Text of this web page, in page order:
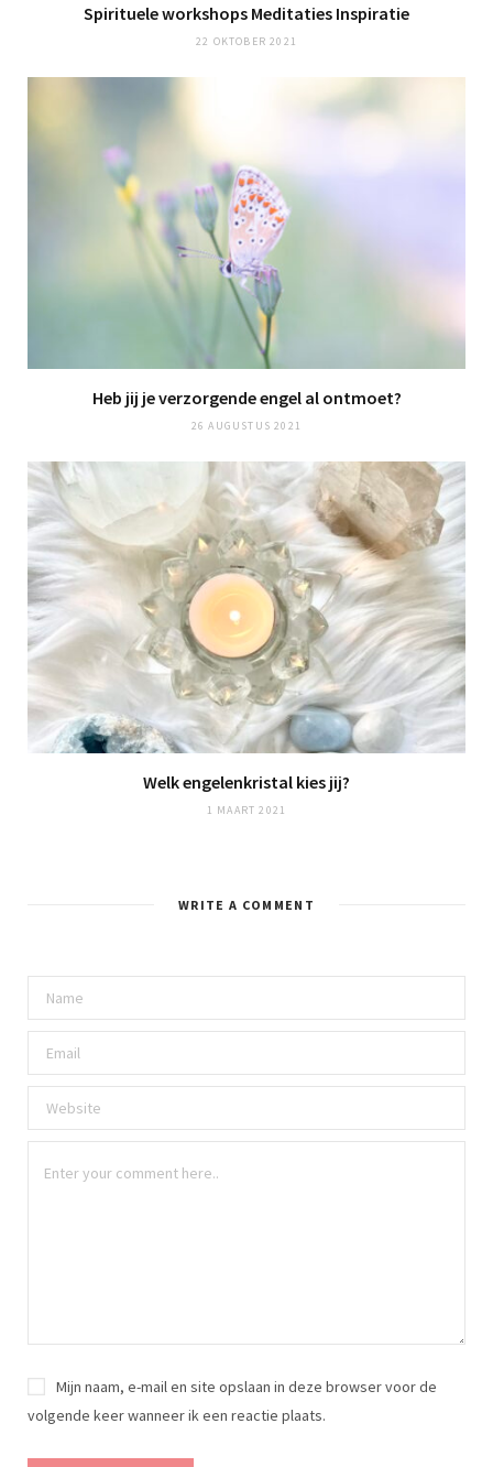
Spirituele workshops Meditaties Inspiratie
22 OKTOBER 2021
Heb jij je verzorgende engel al ontmoet?
26 AUGUSTUS 2021
Welk engelenkristal kies jij?
1 MAART 2021
WRITE A COMMENT
Mijn naam, e-mail en site opslaan in deze browser voor de
volgende keer wanneer ik een reactie plaats.